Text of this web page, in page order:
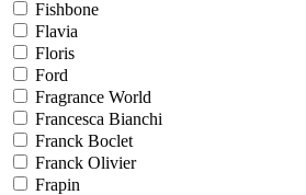
Fishbone
Flavia
Floris
Ford
Fragrance World
Francesca Bianchi
Franck Boclet
Franck Olivier
Frapin